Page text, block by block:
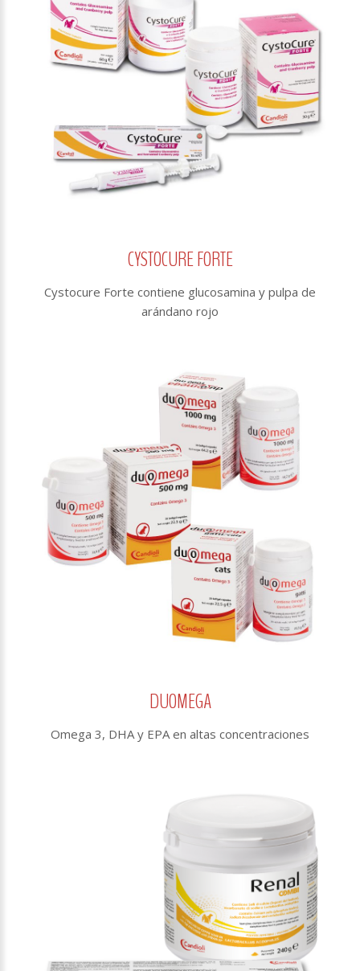
CYSTOCURE FORTE
Cystocure Forte contiene glucosamina y pulpa de
arándano rojo
DUOMEGA
Omega 3, DHA y EPA en altas concentraciones